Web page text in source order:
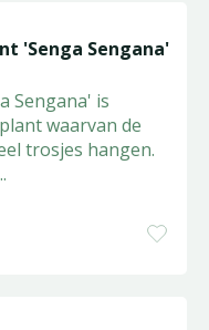
'Senga Sengana'
Sengana' is
waarvan de
trosjes hangen.